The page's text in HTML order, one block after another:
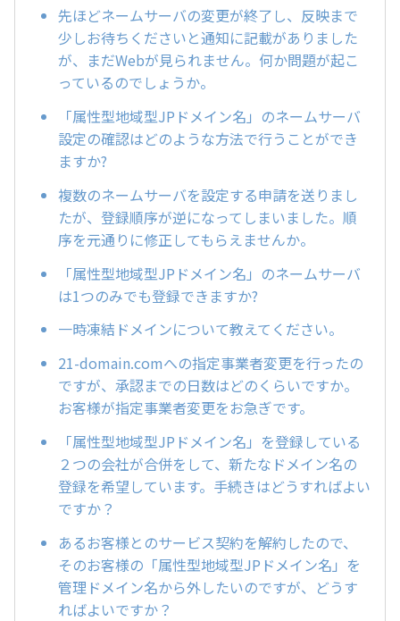
先ほどネームサーバの変更が終了し、反映まで
少しお待ちくださいと通知に記載がありました
が、まだWebが見られません。何か問題が起こ
っているのでしょうか。
「属性型地域型JPドメイン名」のネームサーバ
設定の確認はどのような方法で行うことができ
ますか?
複数のネームサーバを設定する申請を送りまし
たが、登録順序が逆になってしまいました。順
序を元通りに修正してもらえませんか。
「属性型地域型JPドメイン名」のネームサーバ
は1つのみでも登録できますか?
一時凍結ドメインについて教えてください。
21-domain.comへの指定事業者変更を行ったの
ですが、承認までの日数はどのくらいですか。
お客様が指定事業者変更をお急ぎです。
「属性型地域型JPドメイン名」を登録している
２つの会社が合併をして、新たなドメイン名の
登録を希望しています。手続きはどうすればよい
ですか？
あるお客様とのサービス契約を解約したので、
そのお客様の「属性型地域型JPドメイン名」を
管理ドメイン名から外したいのですが、どうす
ればよいですか？